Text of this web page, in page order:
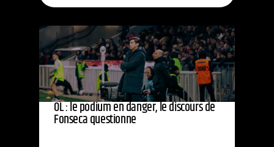
OL : le podium en danger, le discours de
Fonseca questionne